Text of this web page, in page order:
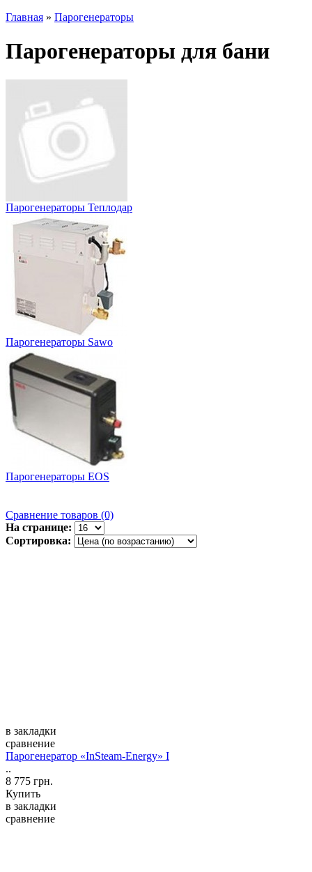
Главная » Парогенераторы
Парогенераторы для бани
Парогенераторы Теплодар
Парогенераторы Sawo
Парогенераторы EOS
Сравнение товаров (0)
На странице:
Сортировка:
в закладки
сравнение
Парогенератор «InSteam-Energy» I
..
8 775 грн.
Купить
в закладки
сравнение